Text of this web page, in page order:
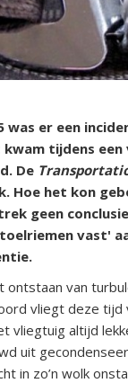
er een
tijdens
De
Hoe het kon
geen
vast'
van
vliegt deze
vliegtuig altijd
uit
in zo’n wolk